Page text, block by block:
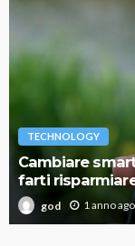
TECHNOLOGY
Cambiare
farti
god 1 anno ago